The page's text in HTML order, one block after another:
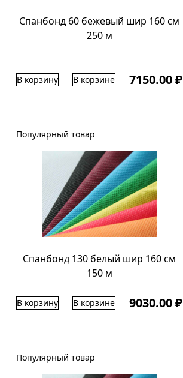
Спанбонд 60 бежевый шир 160 cм
250 м
В корзину В корзине 7150.00 ₽
Популярный товар
Спанбонд 130 белый шир 160 см
150 м
В корзину В корзине 9030.00 ₽
Популярный товар